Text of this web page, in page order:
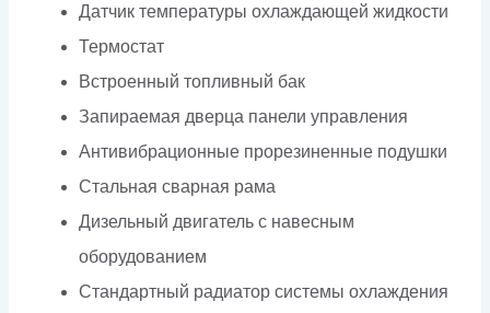
Датчик температуры охлаждающей жидкости
Термостат
Встроенный топливный бак
Запираемая дверца панели управления
Антивибрационные прорезиненные подушки
Стальная сварная рама
Дизельный двигатель с навесным
оборудованием
Стандартный радиатор системы охлаждения